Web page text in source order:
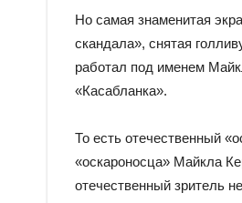
Но самая знаменитая
скандала», снятая
работал под именем
«Касабланка».
То есть отечественный
«оскароносца» Майкла
отечественный зритель